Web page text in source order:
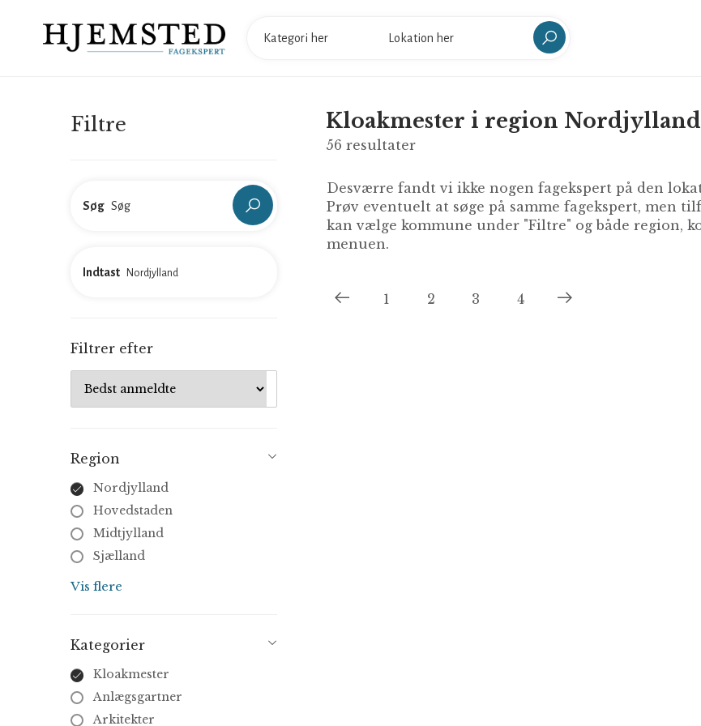
Filtre
Søg
Indtast
Filtrer efter
Region
Nordjylland
Hovedstaden
Midtjylland
Sjælland
Syddanmark
Vis flere
Kategorier
Kloakmester
Anlægsgartner
Arkitekter
Kloakmester i region Nordjylland
56 resultater
Desværre fandt vi ikke nogen fagekspert på den
Prøv eventuelt at søge på samme fagekspert, men
kan vælge kommune under "Filtre" og både region,
menuen.
1 2 3 4